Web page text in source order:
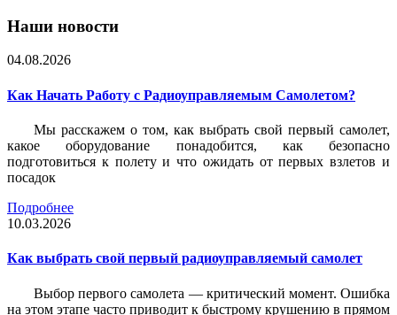
Наши новости
04.08.2026
Как Начать Работу с Радиоуправляемым Самолетом?
Мы расскажем о том, как выбрать свой первый самолет,
какое оборудование понадобится, как безопасно
подготовиться к полету и что ожидать от первых взлетов и
посадок
Подробнее
10.03.2026
Как выбрать свой первый радиоуправляемый самолет
Выбор первого самолета — критический момент. Ошибка
на этом этапе часто приводит к быстрому крушению в прямом